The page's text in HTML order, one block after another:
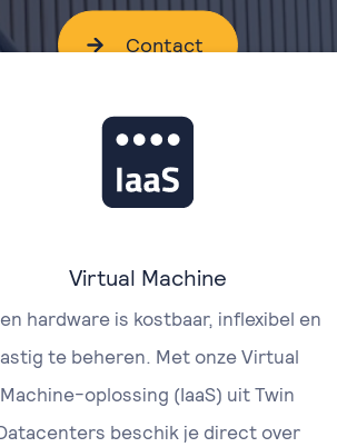
Contact
Virtual Machine
hardware is kostbaar, inflexibel en
te beheren. Met onze Virtual
Machine-oplossing (IaaS) uit Twin
beschik je direct over